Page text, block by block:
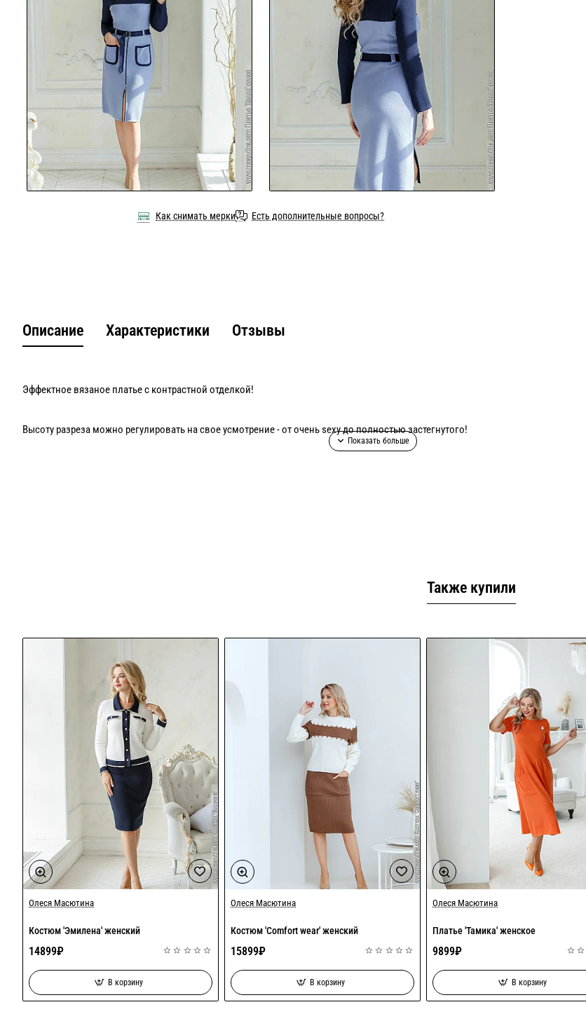
Как снимать мерки Есть дополнительные вопросы?
Описание Характеристики Отзывы
Эффектное вязаное платье с контрастной отделкой!
Высоту разреза можно регулировать на свое усмотрение - от очень sexy до полностью застегнутого!
Также купили
Олеся Масютина
Костюм 'Эмилена' женский
14899₽
В корзину
Олеся Масютина
Костюм 'Сomfort wear' женский
15899₽
В корзину
Олеся Масютина
Платье 'Тамика' женское
9899₽
В корзину